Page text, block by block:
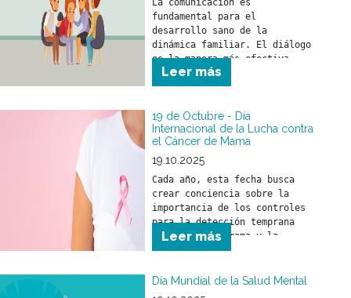
La comunicación es
fundamental para el
desarrollo sano de la
dinámica familiar. El diálogo
es la manera más efectiva
para compartir ideas,
opiniones y sentimientos.
Leer más
19 de Octubre - Día
Internacional de la Lucha contra
el Cáncer de Mama
19.10.2025
Cada año, esta fecha busca
crear conciencia sobre la
importancia de los controles
para la detección temprana
del cáncer de mama y la
relevancia de un tratamiento
Leer más
Día Mundial de la Salud Mental